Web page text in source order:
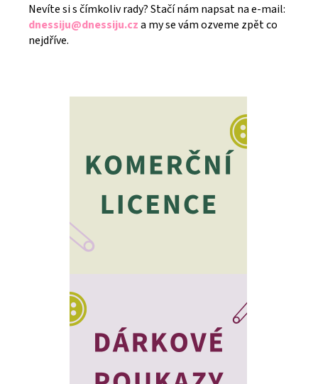
Nevíte si s čímkoliv rady? Stačí nám napsat na e-mail:
dnessiju@dnessiju.cza my se vám ozveme zpět co
nejdříve.